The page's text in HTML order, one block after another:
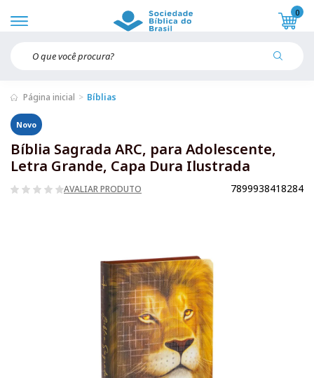
0
Página inicial Bíblias
Novo
Bíblia Sagrada ARC, para Adolescente,
Letra Grande, Capa Dura Ilustrada
AVALIAR PRODUTO 7899938418284